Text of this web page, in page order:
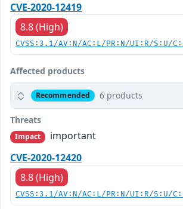
CVE-2020-12419
8.8 (High)
CVSS:3.1/AV:N/AC:L/PR:N/UI:R/S:U/
Affected products
Recommended 6 products
Threats
Impact
important
CVE-2020-12420
8.8 (High)
CVSS:3.1/AV:N/AC:L/PR:N/UI:R/S:U/